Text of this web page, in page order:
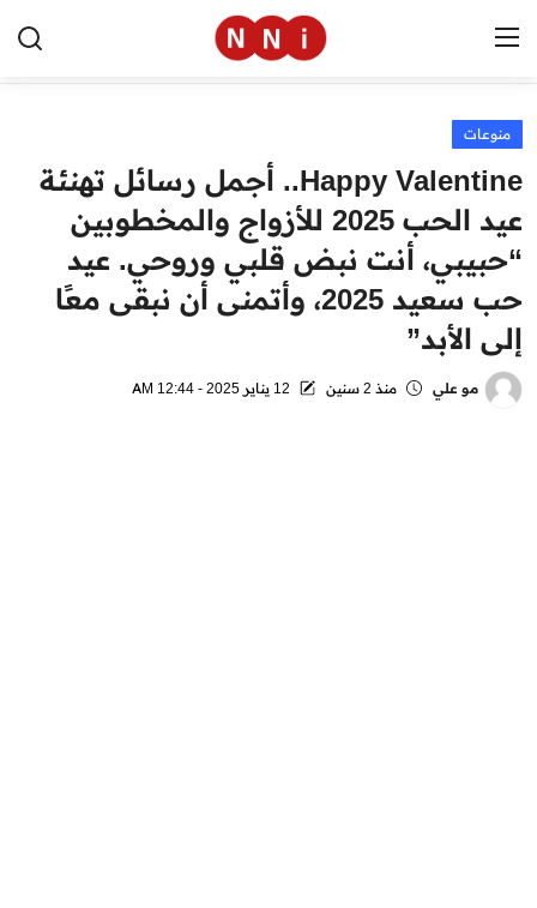
الرئيسية
اخبار مصر
العالم
الرياضة
مال وأعمال
منوعات
Happy Valentine.. أجمل رسائل تهنئة
عيد الحب 2025 للأزواج والمخطوبين
“حبيبي، أنت نبض قلبي وروحي. عيد
حب سعيد 2025، وأتمنى أن نبقى معًا
إلى الأبد”
مو علي منذ 2 سنين 12 يناير 2025 - 12:44 AM